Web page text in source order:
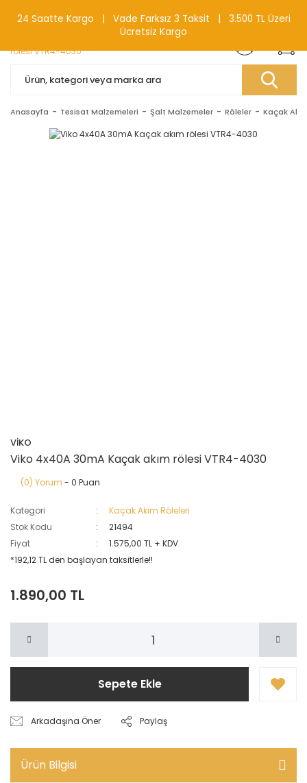
0(212) 240 87 88
Anasayfa Tesisat Malzemeleri Şalt Malzemeler Röleler Kaçak
VİKO
Viko 4x40A 30mA Kaçak akım rölesi VTR4-4030
(0) Yorum - 0 Puan
Kategori
Kaçak Akım Röleleri
Stok Kodu
21494
Fiyat
1.575,00 TL + KDV
*192,12 TL den başlayan taksitlerle!!
1.890,00 TL
Sepete Ekle
Arkadaşına Öner Paylaş
Ürün Bilgisi
24 Saatte Kargo | Vade Farksız 3 Taksit | 3.500 TL Üzeri
Ücretsiz Kargo